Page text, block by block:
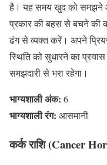
है। यह समय खुद को समझने
प्रकार की बहस से बचने की
ढंग से व्यक्त करें। अपने
स्थिति को सुधारने का
समझदारी से भरा रहेगा।
भाग्यशाली अंक: 6
भाग्यशाली रंग: आसमानी
कर्क राशि (Cancer